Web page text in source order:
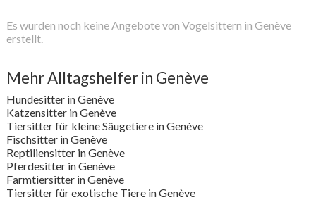
Es wurden noch keine Angebote von Vogelsittern in Genève
erstellt.
Mehr Alltagshelfer in Genève
Hundesitter in Genève
Katzensitter in Genève
Tiersitter für kleine Säugetiere in Genève
Fischsitter in Genève
Reptiliensitter in Genève
Pferdesitter in Genève
Farmtiersitter in Genève
Tiersitter für exotische Tiere in Genève